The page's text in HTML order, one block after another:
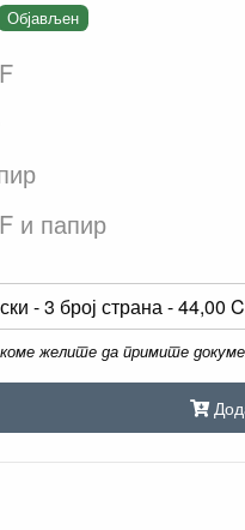
Објављен
и папир
коме желите да примите